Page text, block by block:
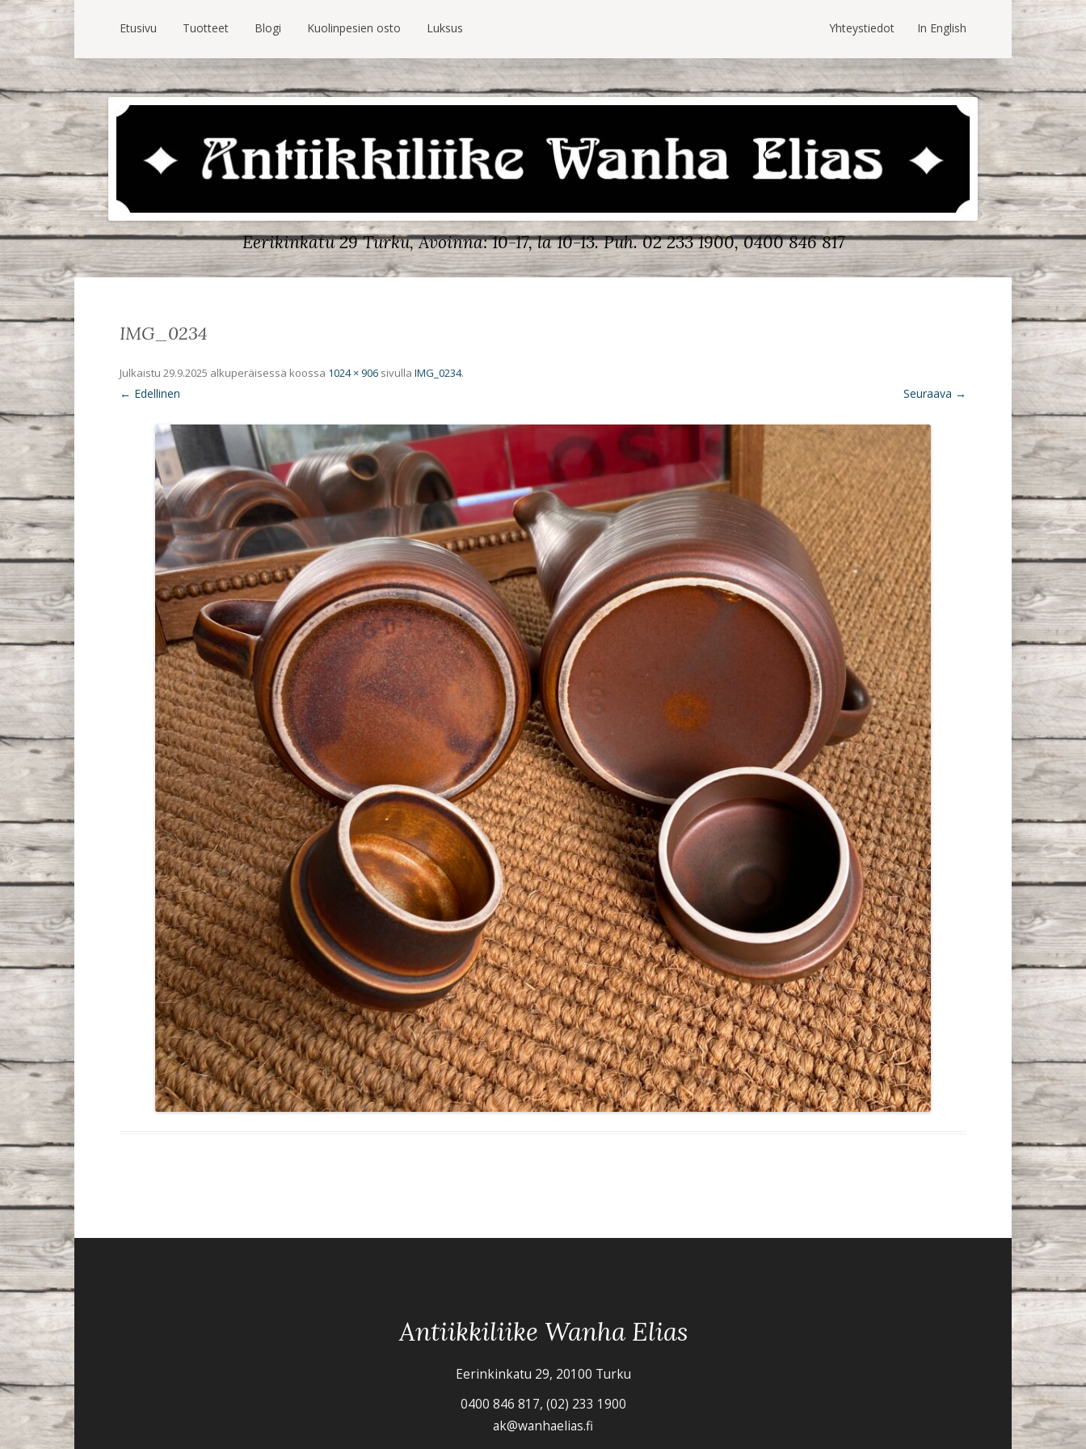
Etusivu Tuotteet Blogi Kuolinpesien osto Luksus In English
Yhteystiedot
Eerikinkatu 29 Turku, Avoinna: 10-17, la 10-13.Puh. 02 233 1900, 0400 846 817
IMG_0234
Julkaistu 29.9.2025 alkuperäisessä koossa 1024 × 906 sivulla IMG_0234.
← Edellinen Seuraava →
Antiikkiliike Wanha Elias
Eerinkinkatu 29, 20100 Turku
0400 846 817, (02) 233 1900
ak@wanhaelias.fi